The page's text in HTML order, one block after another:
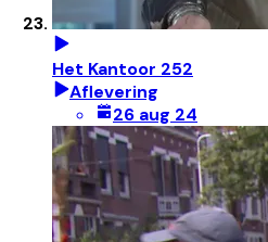
Het Kantoor 252
Aflevering
26 aug 24